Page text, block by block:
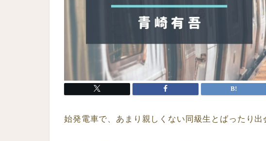
始発電車で、あまり親しくない同級生とばったり出